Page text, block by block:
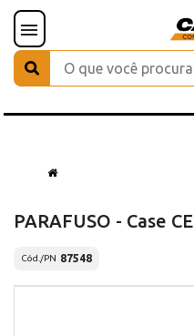
PARAFUSO - Case CE
Cód./PN 87548